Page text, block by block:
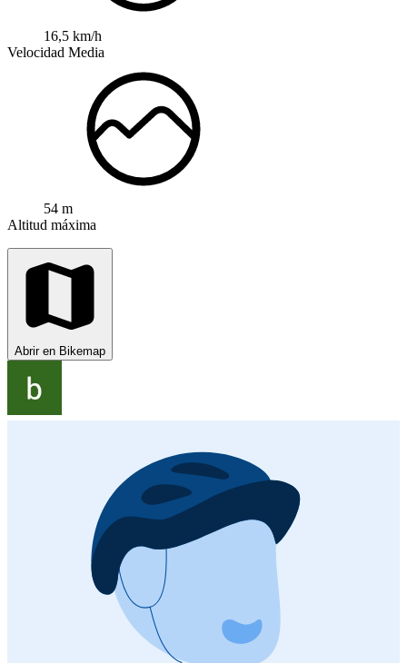
16,5 km/h
Velocidad Media
54 m
Altitud máxima
Abrir en Bikemap